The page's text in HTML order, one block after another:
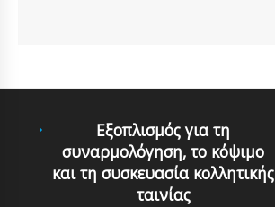
Εξοπλισμός για τη
συναρμολόγηση, το κόψιμο
και τη συσκευασία κολλητικής
ταινίας